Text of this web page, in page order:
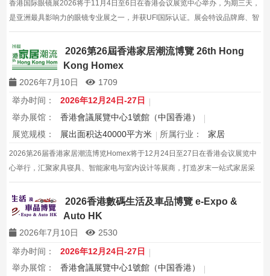
香港国际眼镜展2026将于11月4日至6日在香港会议展览中心举办，为期三天，
是亚洲最具影响力的眼镜专业展之一，并获UFI国际认证。展会特设品牌廊、智
能眼镜专区与多国展馆，汇聚全球视光产品供应商，并配套眼镜汇演与行业论
坛，为展商与买家创造高效的跨境商贸与合作机…
2026第26屆香港家居潮流博覽 26th Hong
Kong Homex
2026年7月10日
1709
举办时间：
2026年12月24日-27日
举办展馆：
香港會議展覽中心1號館（中国香港）
展览规模：
展出面积达40000平方米 所属行业： 家居
2026第26届香港家居潮流博览Homex将于12月24日至27日在香港会议展览中
心举行，汇聚家具寝具、智能家电与室内设计等展商，打造岁末一站式家居采
购与灵感盛会，欢迎本地家庭与海内外买家入场挑选心仪家居好物，共度温馨
节日购物季，感受设计之美。2026香港數碼生活及車品博覽 e-Expo &
Auto HK
2026年7月10日
2530
举办时间：
2026年12月24日-27日
举办展馆：
香港會議展覽中心1號館（中国香港）